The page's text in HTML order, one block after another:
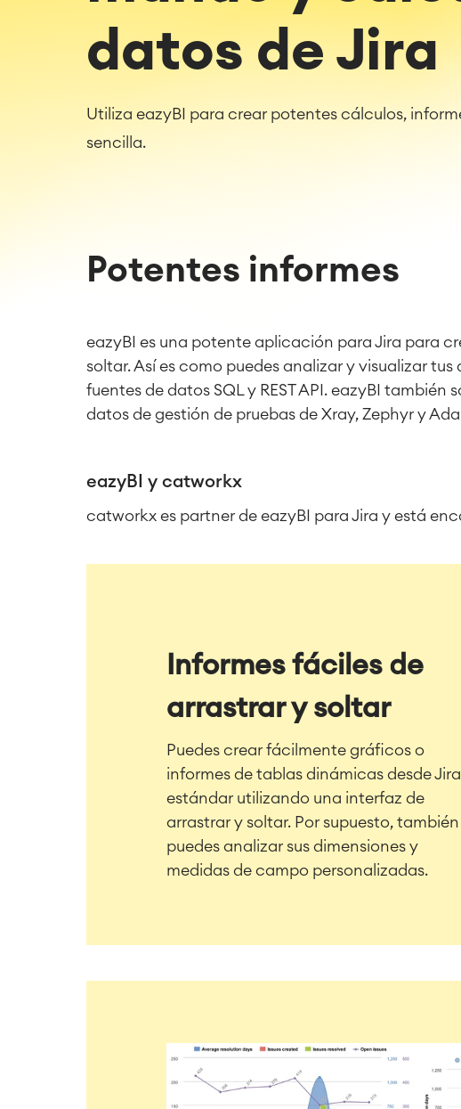
datos de Jira
Utiliza eazyBI para crear potentes cálculos,
sencilla.
Potentes informes
eazyBI es una potente aplicación para Jira para
soltar. Así es como puedes analizar y visualizar
fuentes de datos SQL y REST API. eazyBI
datos de gestión de pruebas de Xray, Zephyr y
eazyBI y catworkx
catworkx es partner de eazyBI para Jira y está
Informes fáciles de
arrastrar y soltar
Puedes crear fácilmente gráficos o
informes de tablas dinámicas desde Jira
estándar utilizando una interfaz de
arrastrar y soltar. Por supuesto, también
puedes analizar sus dimensiones y
medidas de campo personalizadas.